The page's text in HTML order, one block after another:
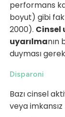
performans
boyut) gibi
2000). Cinsel
uyarılmanın
duyması
Disparoni
Bazı cinsel
veya imkansız